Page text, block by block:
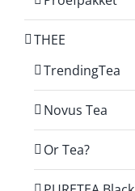
THEE
TrendingTea
Novus Tea
Or Tea?